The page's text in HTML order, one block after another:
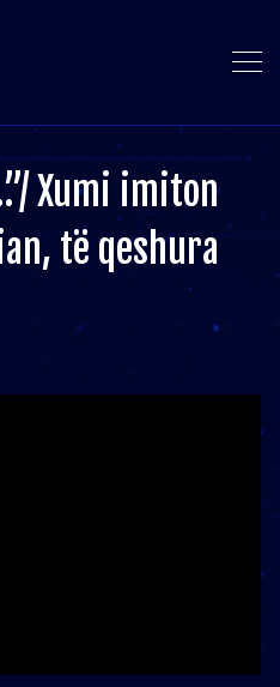
Xumi imiton
të qeshura